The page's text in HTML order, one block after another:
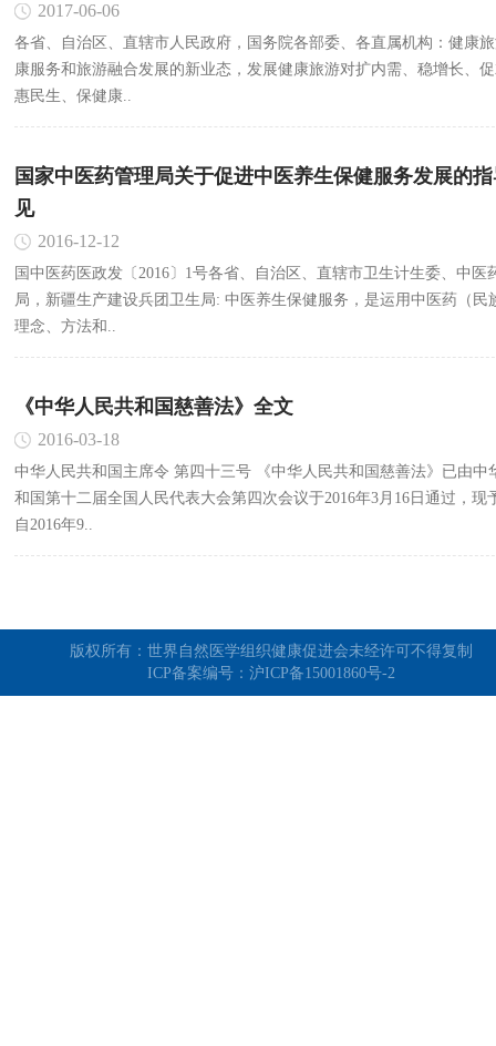
2017-06-06
各省、自治区、直辖市人民政府，国务院各部委、各直属机构：健康
康服务和旅游融合发展的新业态，发展健康旅游对扩内需、稳增长、
惠民生、保健康..
国家中医药管理局关于促进中医养生保健服务发展的
见
2016-12-12
国中医药医政发〔2016〕1号各省、自治区、直辖市卫生计生委、中医
局，新疆生产建设兵团卫生局: 中医养生保健服务，是运用中医药（民族医药）
理念、方法和..
《中华人民共和国慈善法》全文
2016-03-18
中华人民共和国主席令 第四十三号 《中华人民共和国慈善法》已由中
和国第十二届全国人民代表大会第四次会议于2016年3月16日通过，现
自2016年9..
版权所有：世界自然医学组织健康促进会未经许可不得复制
ICP备案编号： 沪ICP备15001860号-2